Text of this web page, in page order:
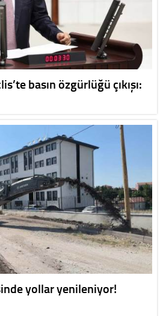
basın özgürlüğü çıkışı:
yollar yenileniyor!